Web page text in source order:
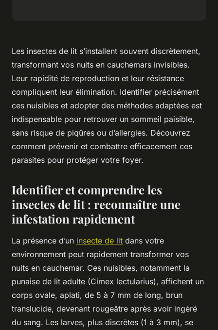
Les insectes de lit s’installent souvent discrètement,
transformant vos nuits en cauchemars invisibles.
Leur rapidité de reproduction et leur résistance
compliquent leur élimination. Identifier précisément
ces nuisibles et adopter des méthodes adaptées est
indispensable pour retrouver un sommeil paisible,
sans risque de piqûres ou d’allergies. Découvrez
comment prévenir et combattre efficacement ces
parasites pour protéger votre foyer.
Identifier et comprendre les
insectes de lit : reconnaître une
infestation rapidement
La présence d’un insecte de lit dans votre
environnement peut rapidement transformer vos
nuits en cauchemar. Ces nuisibles, notamment la
punaise de lit adulte (Cimex lectularius), affichent un
corps ovale, aplati, de 5 à 7 mm de long, brun
translucide, devenant rougeâtre après avoir ingéré
du sang. Les larves, plus discrètes (1 à 3 mm), se